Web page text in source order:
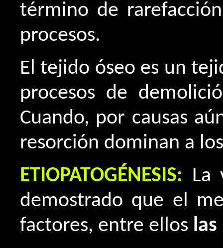
término de
procesos.
El tejido óseo es un
procesos de
Cuando, por causas
resorción dominan a
ETIOPATOGÉNESIS: La
demostrado que el
factores, entre ellos